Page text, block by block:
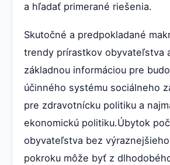
a hľadať primerané riešenia.
Skutočné a predpokladané
trendy prírastkov obyvateľstva
základnou informáciou pre
účinného systému sociálneho
pre zdravotnícku politiku a
ekonomickú politiku.Úbytok
obyvateľstva bez
pokroku môže byť z